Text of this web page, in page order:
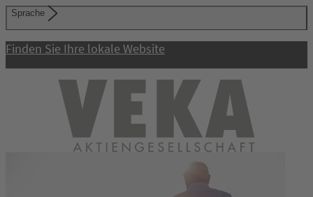
Sprache
Finden Sie Ihre lokale Website